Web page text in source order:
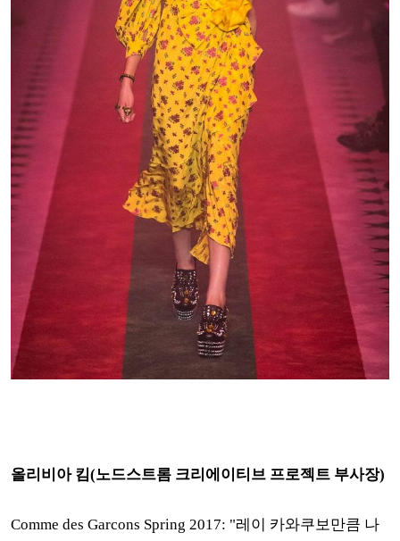
올리비아 킴(노드스트롬 크리에이티브 프로젝트 부사장)
Comme des Garcons Spring 2017: "레이 카와쿠보만큼 나